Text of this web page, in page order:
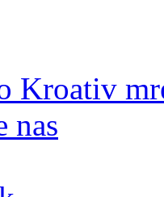
Kroativ
nas